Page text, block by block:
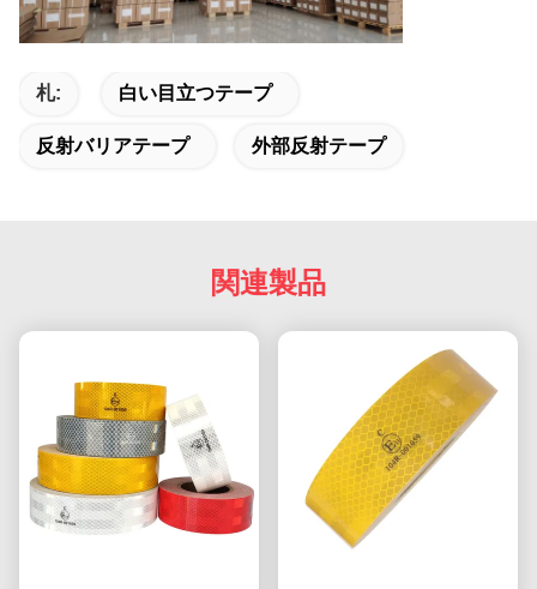
札: 白い目立つテープ
反射バリアテープ 外部反射テープ
関連製品